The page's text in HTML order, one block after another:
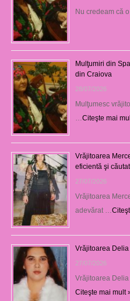
Nu credeam că
Mulţumiri din
din Craiova
28/07/2026
Mulţumesc
Citeşte mai
Vrăjitoarea
eficientă şi
27/07/2026
Vrăjitoarea
adevărat …
Vrăjitoarea
27/07/2026
Vrăjitoarea
Citeşte mai mult